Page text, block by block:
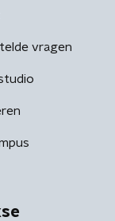
vragen